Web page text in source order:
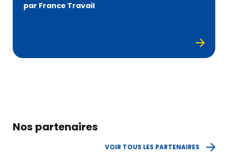
par France Travail
Nos partenaires
VOIR TOUS LES PARTENAIRES